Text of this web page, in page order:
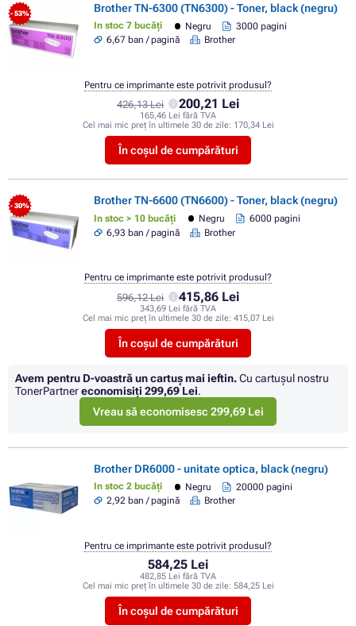
- 53% Brother TN-6300 (TN6300) - Toner, black (negru)
In stoc 7 bucăți Negru
3000 pagini
6,67 ban / pagină
Brother
426,13 Lei 200,21 Lei
165,46 Lei fără TVA
Cel mai mic preț în ultimele 30 de zile: 170,34 Lei
În coșul de cumpărături
Pentru ce imprimante este potrivit produsul?
- 30% Brother TN-6600 (TN6600) - Toner, black (negru)
In stoc > 10 bucăți Negru
6000 pagini
6,93 ban / pagină
Brother
596,12 Lei 415,86 Lei
343,69 Lei fără TVA
Cel mai mic preț în ultimele 30 de zile: 415,07 Lei
În coșul de cumpărături
Pentru ce imprimante este potrivit produsul?
Avem pentru D-voastră un cartuș mai ieftin.Cu cartuşul nostru
TonerPartnereconomisiţi 299,69 Lei.
Vreau să economisesc 299,69 Lei
Brother DR6000 - unitate optica, black (negru)
In stoc 2 bucăți Negru
20000 pagini
2,92 ban / pagină
Brother
584,25 Lei
482,85 Lei fără TVA
Cel mai mic preț în ultimele 30 de zile: 584,25 Lei
În coșul de cumpărături
Pentru ce imprimante este potrivit produsul?